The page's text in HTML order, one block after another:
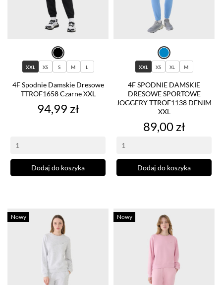
XXL XS S M L
4F Spodnie Damskie Dresowe
TTROF1658 Czarne XXL
Cena
94,99 zł
Dodaj do koszyka
XXL XS XL M
4F SPODNIE DAMSKIE
DRESOWE SPORTOWE
JOGGERY TTROF1138 DENIM
XXL
Cena
89,00 zł
Dodaj do koszyka
Nowy Nowy